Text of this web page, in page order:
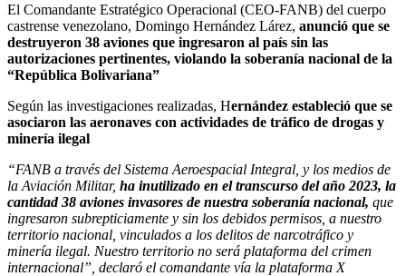
El Comandante Estratégico Operacional (CEO-FANB) del cuerpo
castrense venezolano, Domingo Hernández Lárez, anunció que se
destruyeron 38 aviones que ingresaron al país sin las
autorizaciones pertinentes, violando la soberanía nacional de la
“República Bolivariana”
Según las investigaciones realizadas, Hernández estableció que se
asociaron las aeronaves con actividades de tráfico de drogas y
minería ilegal
“FANB a través del Sistema Aeroespacial Integral, y los medios de
la Aviación Militar, ha inutilizado en el transcurso del año 2023, la
cantidad 38 aviones invasores de nuestra soberanía nacional, que
ingresaron subrepticiamente y sin los debidos permisos, a nuestro
territorio nacional, vinculados a los delitos de narcotráfico y
minería ilegal. Nuestro territorio no será plataforma del crimen
internacional”, declaró el comandante vía la plataforma X